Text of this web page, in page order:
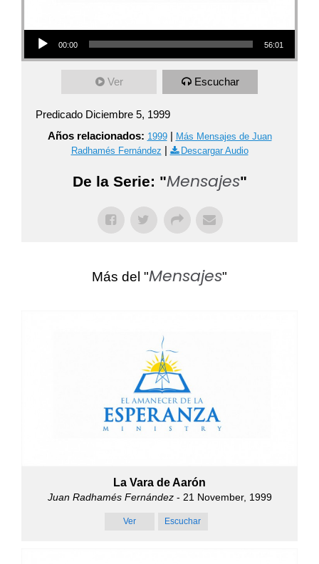
Audio Player
00:00 56:01
Ver Escuchar
Predicado Diciembre 5, 1999
Años relacionados: 1999| Más Mensajes de Juan
Radhamés Fernández | Descargar Audio
De la Serie: "Mensajes"
Más del "Mensajes"
La Vara de Aarón
Juan Radhamés Fernández- 21 November, 1999
Ver Escuchar